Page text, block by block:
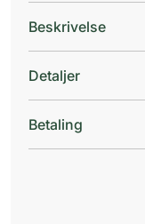
Beskrivelse
Detaljer
Betaling